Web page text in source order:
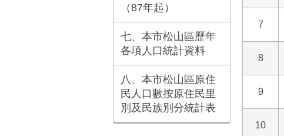
（87年起）
七、本市松山區歷年
各項人口統計資料
八、本市松山區原住
民人口數按原住民里
別及民族別分統計表
7
8
9
10